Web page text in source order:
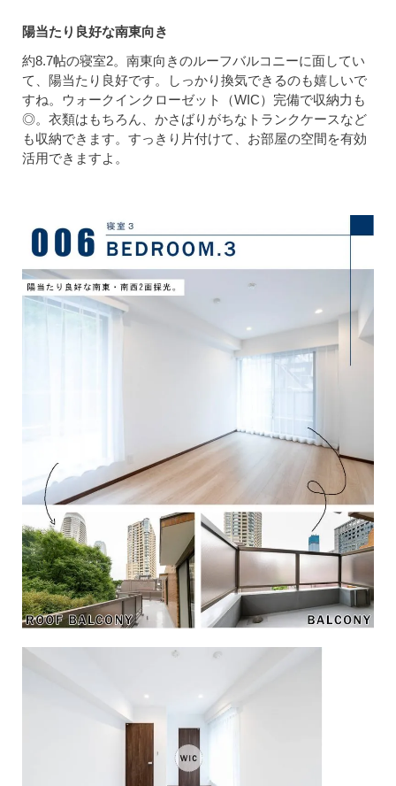
陽当たり良好な南東向き
約8.7帖の寝室2。南東向きのルーフバルコニーに面してい
て、陽当たり良好です。しっかり換気できるのも嬉しいで
すね。ウォークインクローゼット（WIC）完備で収納力も
◎。衣類はもちろん、かさばりがちなトランクケースなど
も収納できます。すっきり片付けて、お部屋の空間を有効
活用できますよ。